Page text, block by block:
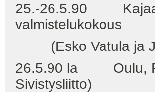
25.-26.5.90
valmistelukokous
(Esko Vatula ja
26.5.90 la Oulu,
Sivistysliitto)